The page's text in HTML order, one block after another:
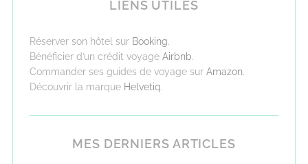
LIENS UTILES
Réserver son hôtel sur Booking.
Bénéficier d’un crédit voyage Airbnb.
Commander ses guides de voyage sur Amazon.
Découvrir la marque Helvetiq.
MES DERNIERS ARTICLES